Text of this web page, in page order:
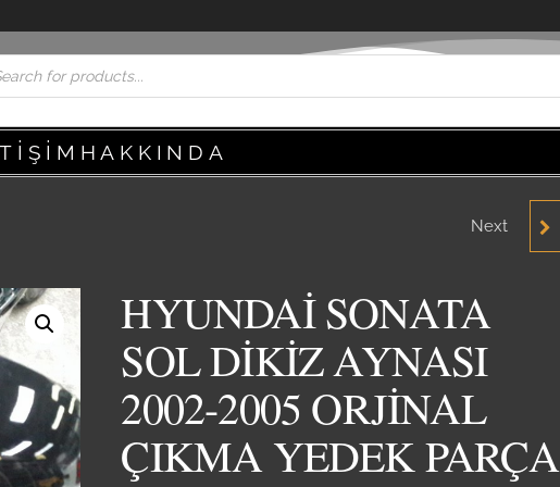
HAKKINDA
HYUNDAİ SONATA SAĞ
2005 ORJİNAL ÇIKMA
Next
HYUNDAİ SONATA
SOL DİKİZ AYNASI
2002-2005 ORJİNAL
ÇIKMA YEDEK PARÇA